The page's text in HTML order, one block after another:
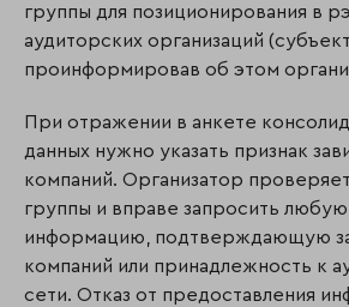
группы для позиционирования в
аудиторских орга­низаций
проинформировав об этом
При отражении в анкете
данных нужно указать признак
компаний. Организатор
группы и вправе запросить любую
информацию, подтверждающую
компаний или принадлежность к
сети. Отказ от предоставления